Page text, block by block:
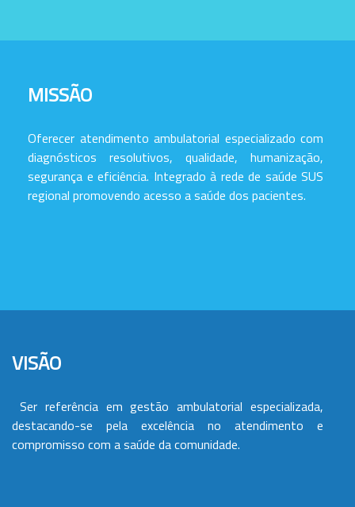
MISSÃO
Oferecer atendimento ambulatorial especializado com
diagnósticos resolutivos, qualidade, humanização,
segurança e eficiência. Integrado à rede de saúde SUS
regional promovendo acesso a saúde dos pacientes.
VISÃO
Ser referência em gestão ambulatorial especializada,
destacando-se pela excelência no atendimento e
compromisso com a saúde da comunidade.